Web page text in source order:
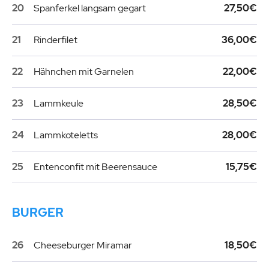
20 Spanferkel langsam gegart 27,50€
21 Rinderfilet 36,00€
22 Hähnchen mit Garnelen 22,00€
23 Lammkeule 28,50€
24 Lammkoteletts 28,00€
25 Entenconfit mit Beerensauce 15,75€
BURGER
26 Cheeseburger Miramar 18,50€